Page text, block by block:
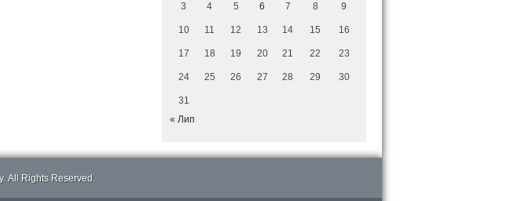
3 4 5 6 7 8 9
10 11 12 13 14 15 16
17 18 19 20 21 22 23
24 25 26 27 28 29 30
31
« Лип
All Rights Reserved.